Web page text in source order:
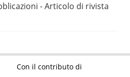
- Articolo di rivista
Con il contributo di